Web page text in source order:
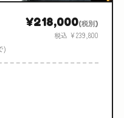
¥218,000(税別)
税込 ¥239,800
)